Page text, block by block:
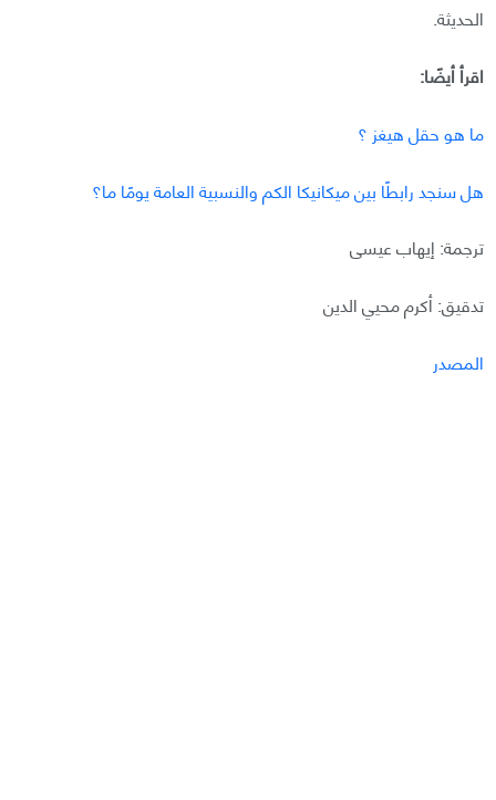
الحديثة.
اقرأ أيضًا:
ما هو حقل هيغز ؟
هل سنجد رابطًا بين ميكانيكا الكم والنسبية العامة يومًا ما؟
ترجمة: إيهاب عيسى
تدقيق: أكرم محيي الدين
المصدر